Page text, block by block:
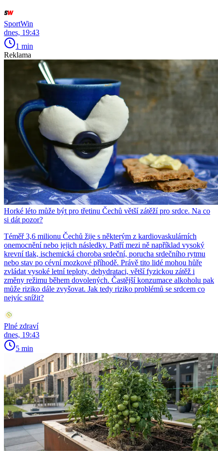
SportWin
dnes, 19:43
1 min
Reklama
Horké léto může být pro třetinu Čechů větší zátěží pro srdce. Na co
si dát pozor?
Téměř 3,6 milionu Čechů žije s některým z kardiovaskulárních
onemocnění nebo jejich následky. Patří mezi ně například vysoký
krevní tlak, ischemická choroba srdeční, porucha srdečního rytmu
nebo stav po cévní mozkové příhodě. Právě tito lidé mohou hůře
zvládat vysoké letní teploty, dehydrataci, větší fyzickou zátěž i
změny režimu během dovolených. Častější konzumace alkoholu pak
může riziko dále zvyšovat. Jak tedy riziko problémů se srdcem co
nejvíc snížit?
Plné zdraví
dnes, 19:43
5 min